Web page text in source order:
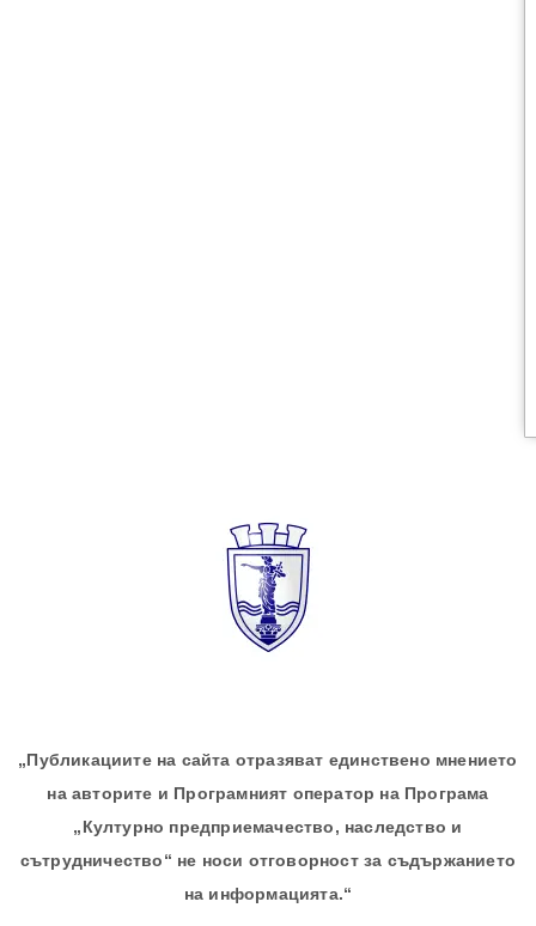
„Публикациите на сайта отразяват единствено мнението
на авторите и Програмният оператор на Програма
„Културно предприемачество, наследство и
сътрудничество“ не носи отговорност за съдържанието
на информацията.“